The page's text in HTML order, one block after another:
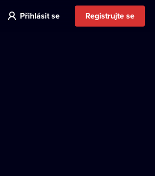
Přihlásit se Registrujte se